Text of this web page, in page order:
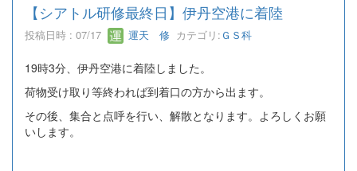
【シアトル研修最終日】伊丹空港に着陸
投稿日時 : 07/17 運天 修 カテゴリ: ＧＳ科
19時3分、伊丹空港に着陸しました。
荷物受け取り等終われば到着口の方から出ます。
その後、集合と点呼を行い、解散となります。よろしくお願
いします。